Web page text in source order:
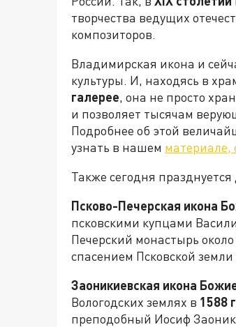
творчества ведущих
композиторов.
Владимирская икона и
культуры. И, находясь в
галерее, она не просто
и позволяет тысячам
Подробнее об этой
узнать в нашем материале,
Также сегодня
Псково-Печерская икона
псковскими купцами
Печерский монастырь около
спасением Псковской
Заоникиевская икона
Вологодских землях в 1588
преподобный Иосиф